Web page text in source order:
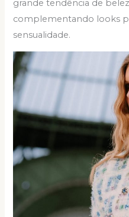
grande tendência de
complementando looks
sensualidade.